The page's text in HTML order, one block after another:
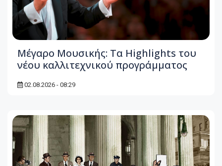
Μέγαρο Μουσικής: Τα Highlights του
νέου καλλιτεχνικού προγράμματος
02.08.2026 - 08:29